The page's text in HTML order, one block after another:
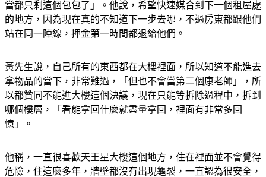
當都只剩這個包包了」。他說，希望快速媒合到下一個租屋處
的地方，因為現在真的不知道下一步去哪，不過房東都跟他們
站在同一陣線，押金第一時間都退給他們。
黃先生說，自己所有的東西都在大樓裡面，所以知道不能進去
拿物品的當下，非常難過，「但也不會當第二個康老師」，所
以都贊同不能進大樓這個決議，現在只能等拆除過程中，拆到
哪個樓層，「看能拿回什麼就盡量拿回，裡面有非常多回
憶」。
他稱，一直很喜歡天王星大樓這個地方，住在裡面並不會覺得
危險，住這麼多年，牆壁都沒有出現龜裂，一直認為很安全，